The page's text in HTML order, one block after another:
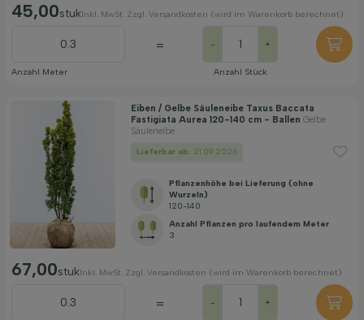
45,00stukInkl. MwSt. Zzgl. Versandkosten (wird im Warenkorb berechnet)
Anzahl Meter
= - +
Anzahl Stück
Eiben / Gelbe Säuleneibe Taxus Baccata
Fastigiata Aurea 120-140 cm - Ballen Gelbe
Säuleneibe
Lieferbar ab: 21.09.2026
Pflanzenhöhe bei Lieferung (ohne
Wurzeln)
120-140
Anzahl Pflanzen pro laufendem Meter
3
67,00stukInkl. MwSt. Zzgl. Versandkosten (wird im Warenkorb berechnet)
= - +